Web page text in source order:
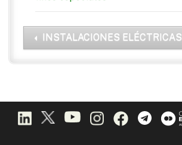
INSTALACIONES ELÉCTRICAS